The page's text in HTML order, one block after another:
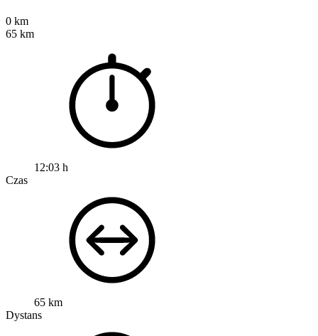
0 km
65 km
12:03 h
Czas
65 km
Dystans